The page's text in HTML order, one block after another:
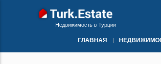
Недвижимость в Турции
ГЛАВНАЯ